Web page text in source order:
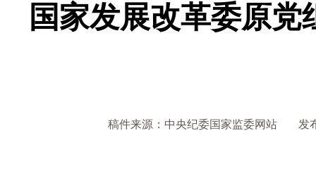
国家发展改革委原
稿件来源：中央纪委国家监委网站 发